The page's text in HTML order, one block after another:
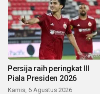
Persija raih peringkat III
Piala Presiden 2026
Kamis, 6 Agustus 2026